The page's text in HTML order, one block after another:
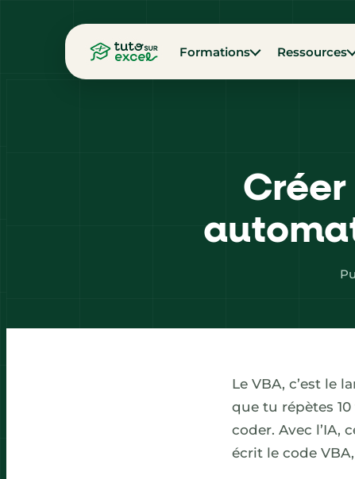
Formations Ressources
Créer
Le VBA, c’est le
que tu répètes
coder. Avec l’IA,
écrit le code